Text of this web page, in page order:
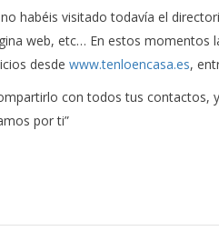
habéis visitado todavía el
web, etc… En estos momentos
desde www.tenloencasa.es,
con todos tus contactos, y
por ti”